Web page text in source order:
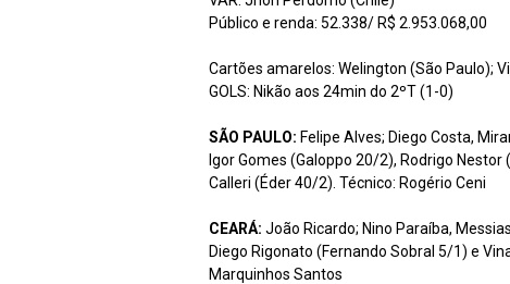
Público e renda: 52.338/ R$ 2.953.068,00
Cartões amarelos: Welington (São Paulo);
GOLS: Nikão aos 24min do 2ºT (1-0)
SÃO PAULO: Felipe Alves; Diego Costa,
Igor Gomes (Galoppo 20/2), Rodrigo
Calleri (Éder 40/2). Técnico: Rogério Ceni
CEARÁ: João Ricardo; Nino Paraíba,
Diego Rigonato (Fernando Sobral 5/1) e
Marquinhos Santos